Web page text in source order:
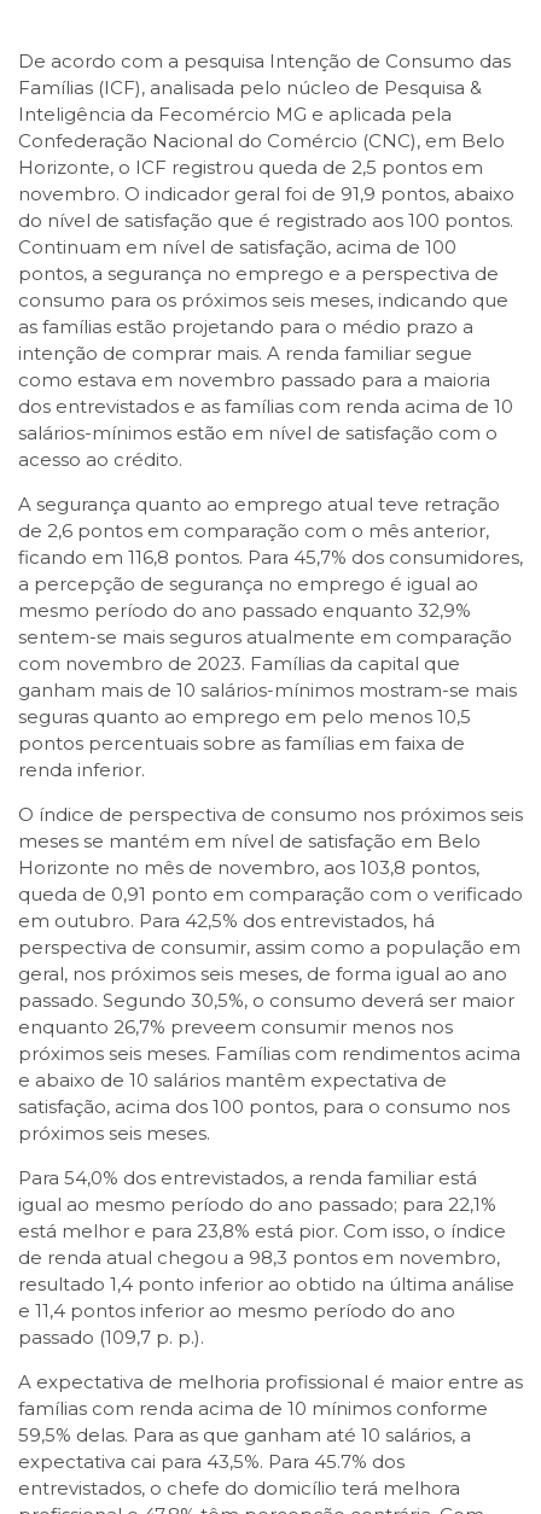
De acordo com a pesquisa Intenção de Consumo das
Famílias (ICF), analisada pelo núcleo de Pesquisa &
Inteligência da Fecomércio MG e aplicada pela
Confederação Nacional do Comércio (CNC), em Belo
Horizonte, o ICF registrou queda de 2,5 pontos em
novembro. O indicador geral foi de 91,9 pontos, abaixo
do nível de satisfação que é registrado aos 100 pontos.
Continuam em nível de satisfação, acima de 100
pontos, a segurança no emprego e a perspectiva de
consumo para os próximos seis meses, indicando que
as famílias estão projetando para o médio prazo a
intenção de comprar mais. A renda familiar segue
como estava em novembro passado para a maioria
dos entrevistados e as famílias com renda acima de 10
salários-mínimos estão em nível de satisfação com o
acesso ao crédito.
A segurança quanto ao emprego atual teve retração
de 2,6 pontos em comparação com o mês anterior,
ficando em 116,8 pontos. Para 45,7% dos consumidores,
a percepção de segurança no emprego é igual ao
mesmo período do ano passado enquanto 32,9%
sentem-se mais seguros atualmente em comparação
com novembro de 2023. Famílias da capital que
ganham mais de 10 salários-mínimos mostram-se mais
seguras quanto ao emprego em pelo menos 10,5
pontos percentuais sobre as famílias em faixa de
renda inferior.
O índice de perspectiva de consumo nos próximos seis
meses se mantém em nível de satisfação em Belo
Horizonte no mês de novembro, aos 103,8 pontos,
queda de 0,91 ponto em comparação com o verificado
em outubro. Para 42,5% dos entrevistados, há
perspectiva de consumir, assim como a população em
geral, nos próximos seis meses, de forma igual ao ano
passado. Segundo 30,5%, o consumo deverá ser maior
enquanto 26,7% preveem consumir menos nos
próximos seis meses. Famílias com rendimentos acima
e abaixo de 10 salários mantêm expectativa de
satisfação, acima dos 100 pontos, para o consumo nos
próximos seis meses.
Para 54,0% dos entrevistados, a renda familiar está
igual ao mesmo período do ano passado; para 22,1%
está melhor e para 23,8% está pior. Com isso, o índice
de renda atual chegou a 98,3 pontos em novembro,
resultado 1,4 ponto inferior ao obtido na última análise
e 11,4 pontos inferior ao mesmo período do ano
passado (109,7 p. p.).
A expectativa de melhoria profissional é maior entre as
famílias com renda acima de 10 mínimos conforme
59,5% delas. Para as que ganham até 10 salários, a
expectativa cai para 43,5%. Para 45.7% dos
entrevistados, o chefe do domicílio terá melhora